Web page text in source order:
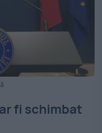
fi schimbat